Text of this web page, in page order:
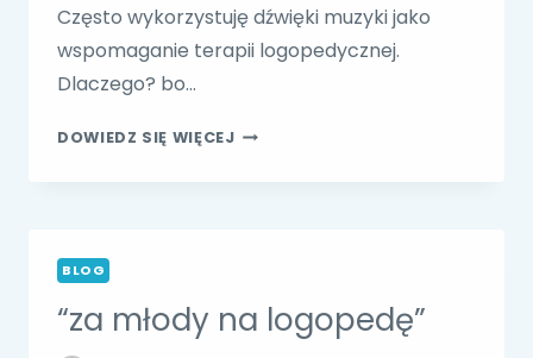
Często wykorzystuję dźwięki muzyki jako
wspomaganie terapii logopedycznej.
Dlaczego? bo…
DOWIEDZ SIĘ WIĘCEJMUZYKA
BLOG
“za młody na logopedę”